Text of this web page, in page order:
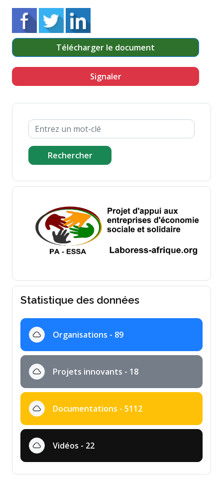
Télécharger le document
Signaler
Rechercher
Statistique des données
Organisations - 89
Projets innovants - 18
Documentations - 5112
Vidéos - 22